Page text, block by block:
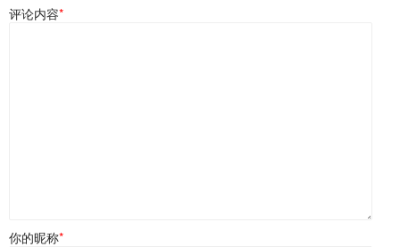
评论内容*
你的昵称*